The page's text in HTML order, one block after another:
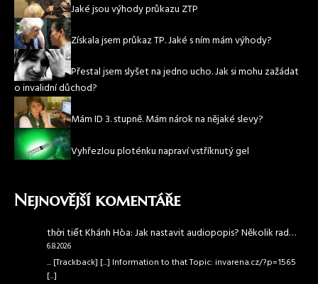
Jaké jsou výhody průkazu ZTP
Získala jsem průkaz TP. Jaké s ním mám výhody?
Přestal jsem slyšet na jedno ucho. Jak si mohu zažádat
o invalidní důchod?
Mám ID 3. stupně. Mám nárok na nějaké slevy?
Vyhřezlou ploténku napraví vstříknutý gel
Nejnovější komentáře
thời tiết Khánh Hòa:Jak nastavit audiopopis? Několik rad…
6.8.2026
... [Trackback] [...] Information to that Topic: invarena.cz/?p=1565
[...]